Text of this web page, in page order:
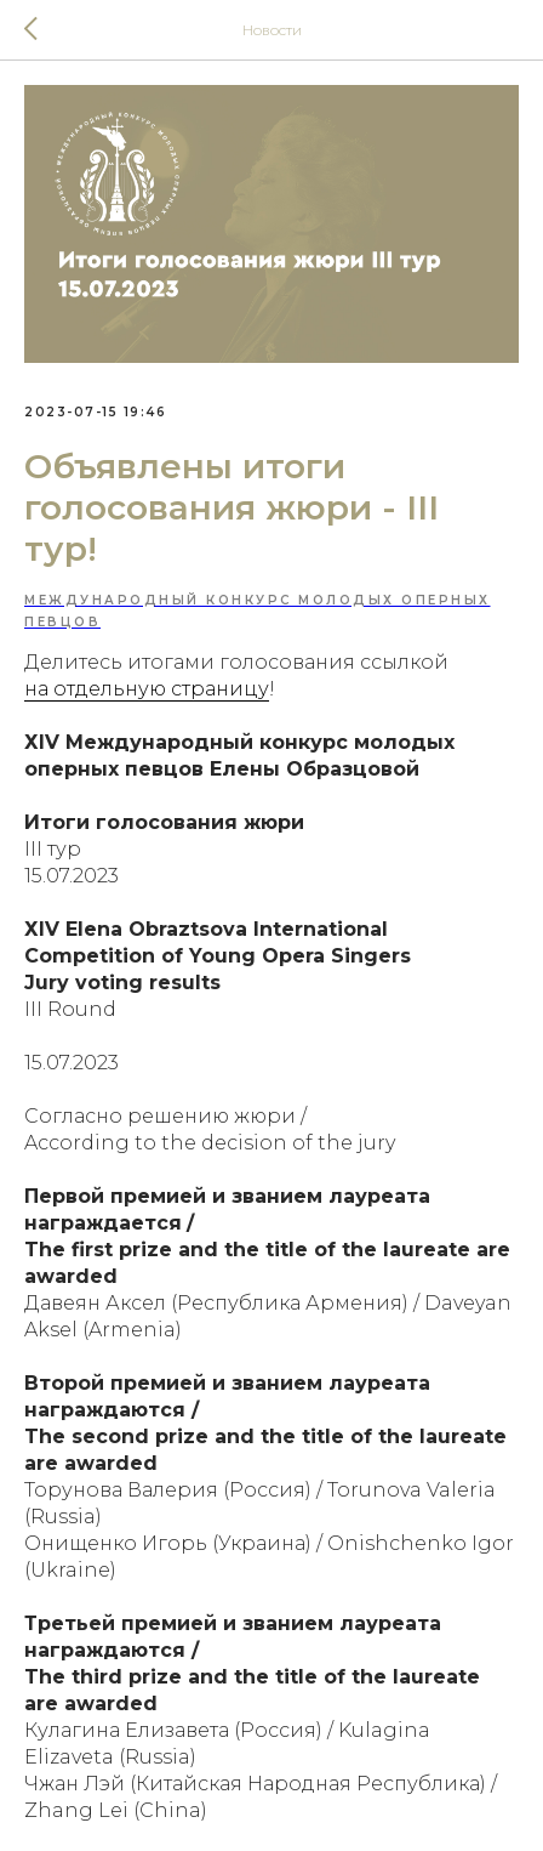
Новости
2023-07-15 19:46
Объявлены итоги
голосования жюри - III
тур!
МЕЖДУНАРОДНЫЙ КОНКУРС МОЛОДЫХ ОПЕРНЫХ
ПЕВЦОВ
Делитесь итогами голосования ссылкой
на отдельную страницу!
ХIV Международный конкурс молодых
оперных певцов Елены Образцовой
Итоги голосования жюри
III тур
15.07.2023
ХIV Elena Obraztsova International
Competition of Young Opera Singers
Jury voting results
III Round
15.07.2023
Согласно решению жюри /
According to the decision of the jury
Первой премией и званием лауреата
награждается /
The first prize and the title of the laureate are
awarded
Давеян Аксел (Республика Армения) / Daveyan
Aksel (Armenia)
Второй премией и званием лауреата
награждаются /
The second prize and the title of the laureate
are awarded
Торунова Валерия (Россия) / Torunova Valeria
(Russia)
Онищенко Игорь (Украина) / Onishchenko Igor
(Ukraine)
Третьей премией и званием лауреата
награждаются /
The third prize and the title of the laureate
are awarded
Кулагина Елизавета (Россия) / Kulagina
Elizaveta (Russia)
Чжан Лэй (Китайская Народная Республика) /
Zhang Lei (China)